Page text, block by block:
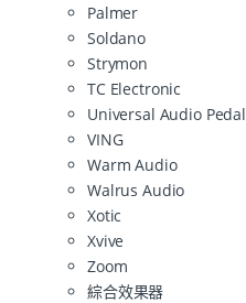
Palmer
Soldano
Strymon
TC Electronic
Universal Audio Pedal
VING
Warm Audio
Walrus Audio
Xotic
Xvive
Zoom
綜合效果器